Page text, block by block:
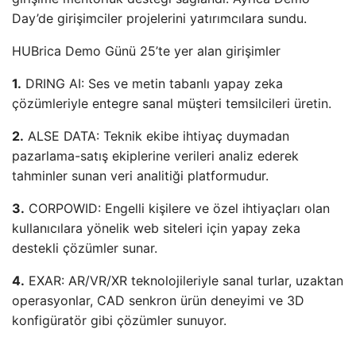
Day’de girişimciler projelerini yatırımcılara sundu.
HUBrica Demo Günü 25’te yer alan girişimler
1. DRING AI: Ses ve metin tabanlı yapay zeka
çözümleriyle entegre sanal müşteri temsilcileri üretin.
2. ALSE DATA: Teknik ekibe ihtiyaç duymadan
pazarlama-satış ekiplerine verileri analiz ederek
tahminler sunan veri analitiği platformudur.
3. CORPOWID: Engelli kişilere ve özel ihtiyaçları olan
kullanıcılara yönelik web siteleri için yapay zeka
destekli çözümler sunar.
4. EXAR: AR/VR/XR teknolojileriyle sanal turlar, uzaktan
operasyonlar, CAD senkron ürün deneyimi ve 3D
konfigüratör gibi çözümler sunuyor.